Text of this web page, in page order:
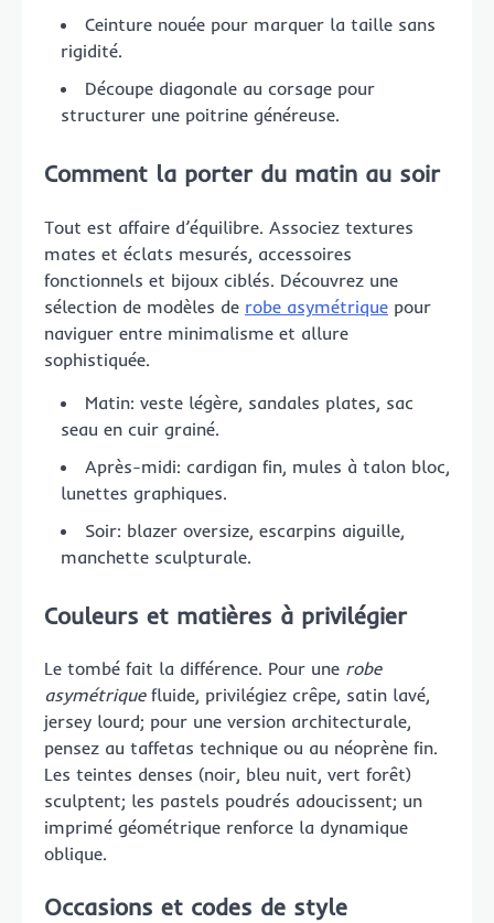
Ceinture nouée pour marquer la taille sans
rigidité.
Découpe diagonale au corsage pour
structurer une poitrine généreuse.
Comment la porter du matin au soir
Tout est affaire d’équilibre. Associez textures
mates et éclats mesurés, accessoires
fonctionnels et bijoux ciblés. Découvrez une
sélection de modèles de robe asymétrique pour
naviguer entre minimalisme et allure
sophistiquée.
Matin: veste légère, sandales plates, sac
seau en cuir grainé.
Après-midi: cardigan fin, mules à talon bloc,
lunettes graphiques.
Soir: blazer oversize, escarpins aiguille,
manchette sculpturale.
Couleurs et matières à privilégier
Le tombé fait la différence. Pour une robe
asymétriquefluide, privilégiez crêpe, satin lavé,
jersey lourd; pour une version architecturale,
pensez au taffetas technique ou au néoprène fin.
Les teintes denses (noir, bleu nuit, vert forêt)
sculptent; les pastels poudrés adoucissent; un
imprimé géométrique renforce la dynamique
oblique.
Occasions et codes de style